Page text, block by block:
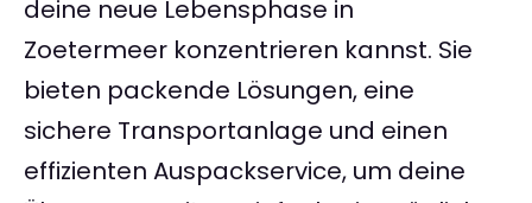
deine neue Lebensphase in
Zoetermeer konzentrieren kannst. Sie
bieten packende Lösungen, eine
sichere Transportanlage und einen
effizienten Auspackservice, um deine